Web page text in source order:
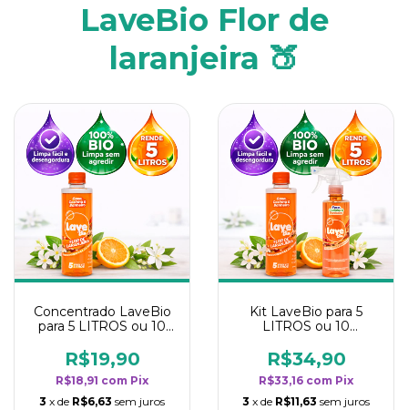
LaveBio Flor de
laranjeira 🍑
Concentrado LaveBio
para 5 LITROS ou 10
rendimento da
categoria - Flor de
Laranjeira
R$19,90
R$18,91 com Pix
3 x de R$6,63 sem juros
Kit LaveBio para 5
LITROS ou 10
rendimento da
categoria - Flor de
Laranjeira
R$34,90
R$33,16 com Pix
3 x de R$11,63 sem juros